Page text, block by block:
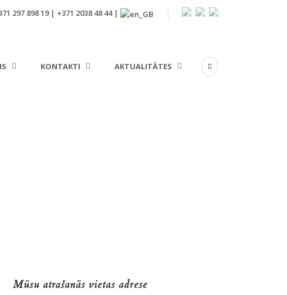
297 898 19 | +371 2038 48 44 |
KONTAKTI AKTUALITĀTES
Mūsu atrašanās vietas adrese